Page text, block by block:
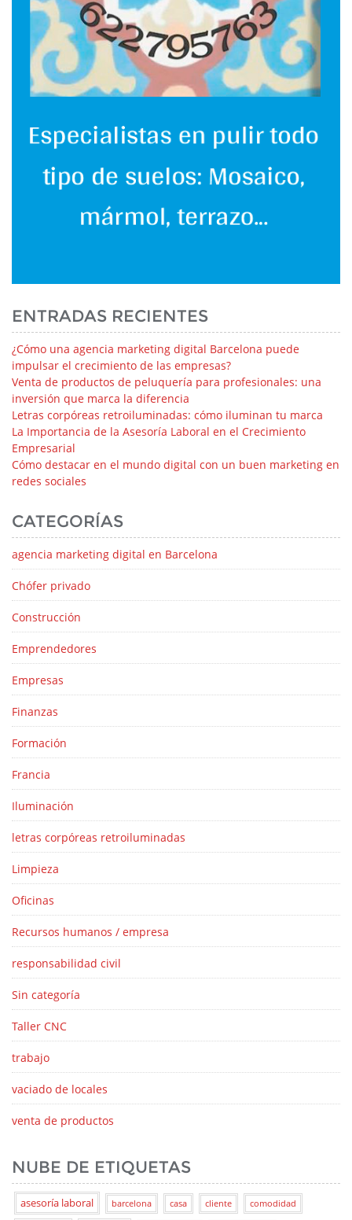
ENTRADAS RECIENTES
¿Cómo una agencia marketing digital Barcelona puede
impulsar el crecimiento de las empresas?
Venta de productos de peluquería para profesionales: una
inversión que marca la diferencia
Letras corpóreas retroiluminadas: cómo iluminan tu marca
La Importancia de la Asesoría Laboral en el Crecimiento
Empresarial
Cómo destacar en el mundo digital con un buen marketing en
redes sociales
CATEGORÍAS
agencia marketing digital en Barcelona
Chófer privado
Construcción
Emprendedores
Empresas
Finanzas
Formación
Francia
Iluminación
letras corpóreas retroiluminadas
Limpieza
Oficinas
Recursos humanos / empresa
responsabilidad civil
Sin categoría
Taller CNC
trabajo
vaciado de locales
venta de productos
NUBE DE ETIQUETAS
asesoría laboral barcelona casa cliente comodidad